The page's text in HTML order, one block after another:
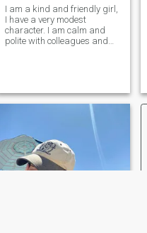
I am a kind and friendly girl,
I have a very modest
character. I am calm and
polite with colleagues and
I'm looking for my happiness
somew